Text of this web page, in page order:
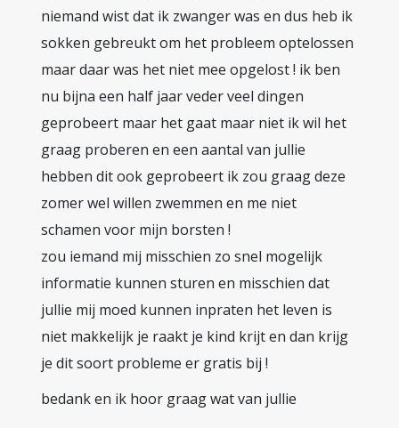
niemand wist dat ik zwanger was en dus heb ik
sokken gebreukt om het probleem optelossen
maar daar was het niet mee opgelost ! ik ben
nu bijna een half jaar veder veel dingen
geprobeert maar het gaat maar niet ik wil het
graag proberen en een aantal van jullie
hebben dit ook geprobeert ik zou graag deze
zomer wel willen zwemmen en me niet
schamen voor mijn borsten !
zou iemand mij misschien zo snel mogelijk
informatie kunnen sturen en misschien dat
jullie mij moed kunnen inpraten het leven is
niet makkelijk je raakt je kind krijt en dan krijg
je dit soort probleme er gratis bij !
bedank en ik hoor graag wat van jullie